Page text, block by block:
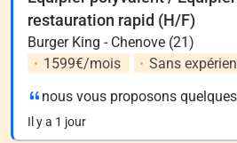
restauration rapid (H/F)
Burger King - Chenove (21)
1599€/mois
Sans
nous vous proposons
Il y a 1 jour